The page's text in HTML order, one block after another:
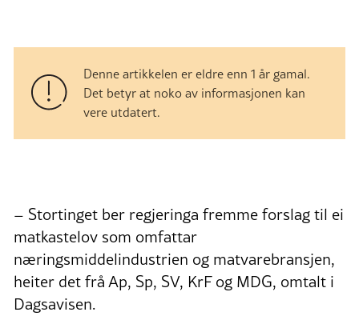
Denne artikkelen er eldre enn 1 år gamal.
Det betyr at noko av informasjonen kan
vere utdatert.
– Stortinget ber regjeringa fremme forslag til ei
matkastelov som omfattar
næringsmiddelindustrien og matvarebransjen,
heiter det frå Ap, Sp, SV, KrF og MDG, omtalt i
Dagsavisen.